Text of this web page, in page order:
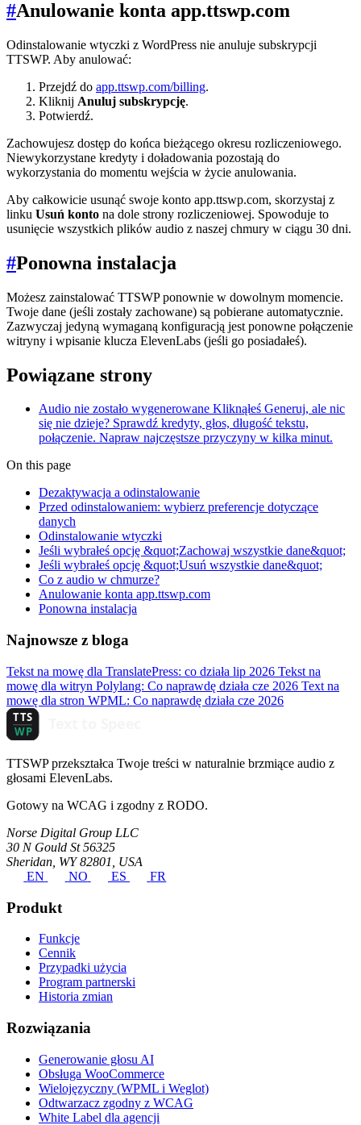
#Anulowanie konta app.ttswp.com
Odinstalowanie wtyczki z WordPress nie anuluje subskrypcji
TTSWP. Aby anulować:
Przejdź do app.ttswp.com/billing.
Kliknij Anuluj subskrypcję.
Potwierdź.
Zachowujesz dostęp do końca bieżącego okresu rozliczeniowego.
Niewykorzystane kredyty i doładowania pozostają do
wykorzystania do momentu wejścia w życie anulowania.
Aby całkowicie usunąć swoje konto app.ttswp.com, skorzystaj z
linku Usuń konto na dole strony rozliczeniowej. Spowoduje to
usunięcie wszystkich plików audio z naszej chmury w ciągu 30 dni.
#Ponowna instalacja
Możesz zainstalować TTSWP ponownie w dowolnym momencie.
Twoje dane (jeśli zostały zachowane) są pobierane automatycznie.
Zazwyczaj jedyną wymaganą konfiguracją jest ponowne połączenie
witryny i wpisanie klucza ElevenLabs (jeśli go posiadałeś).
Powiązane strony
Audio nie zostało wygenerowane Kliknąłeś Generuj, ale nic
się nie dzieje? Sprawdź kredyty, głos, długość tekstu,
połączenie. Napraw najczęstsze przyczyny w kilka minut.
On this page
Dezaktywacja a odinstalowanie
Przed odinstalowaniem: wybierz preferencje dotyczące
danych
Odinstalowanie wtyczki
Jeśli wybrałeś opcję &quot;Zachowaj wszystkie dane&quot;
Jeśli wybrałeś opcję &quot;Usuń wszystkie dane&quot;
Co z audio w chmurze?
Anulowanie konta app.ttswp.com
Ponowna instalacja
Najnowsze z bloga
Tekst na mowę dla TranslatePress: co działa lip 2026 Tekst na
mowę dla witryn Polylang: Co naprawdę działa cze 2026 Text na
mowę dla stron WPML: Co naprawdę działa cze 2026
TTSWP przekształca Twoje treści w naturalnie brzmiące audio z
głosami ElevenLabs.
Gotowy na WCAG i zgodny z RODO.
Norse Digital Group LLC
30 N Gould St 56325
Sheridan, WY 82801, USA
EN
NO ES FR
Produkt
Funkcje
Cennik
Przypadki użycia
Program partnerski
Historia zmian
Rozwiązania
Generowanie głosu AI
Obsługa WooCommerce
Wielojęzyczny (WPML i Weglot)
Odtwarzacz zgodny z WCAG
White Label dla agencji